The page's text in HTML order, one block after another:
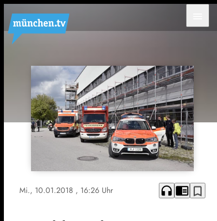
Mi., 10.01.2018 , 16:26 Uhr headphones chrome_reader_mode bookmark_border